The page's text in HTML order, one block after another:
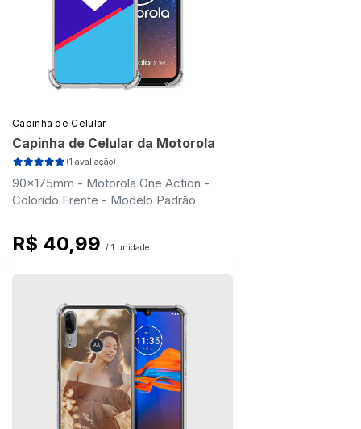
Capinha de Celular
Capinha de Celular da Motorola
(1 avaliação)
90x175mm - Motorola One Action -
Colorido Frente - Modelo Padrão
R$ 40,99 / 1 unidade